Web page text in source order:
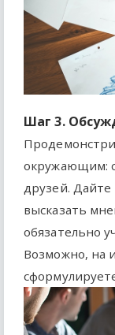
Шаг 3.
окружающим:
друзей.
высказать
обязательно
Возможно, на